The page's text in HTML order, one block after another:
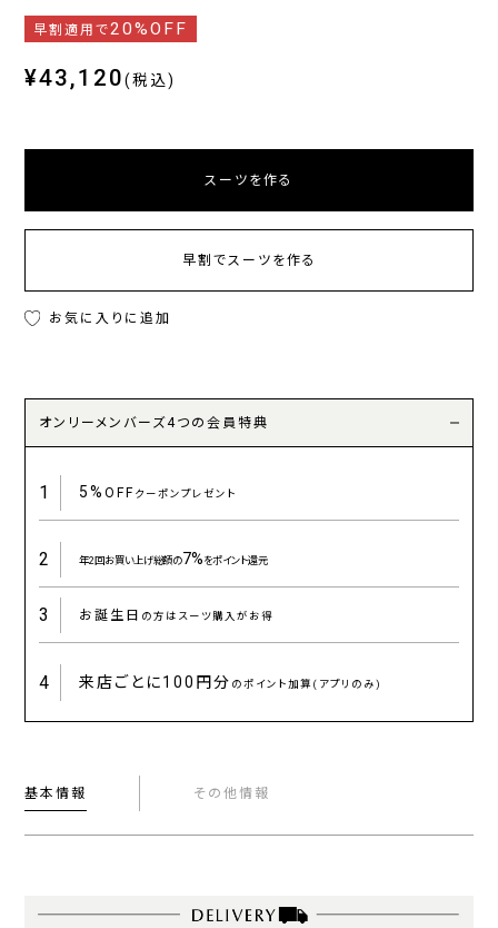
早割適用で20%OFF
¥43,120(税込)
スーツを作る
早割でスーツを作る
お気に入りに追加
オンリーメンバーズ4つの会員特典
1 5%OFFクーポンプレゼント
2 年2回お買い上げ総額の7%をポイント還元
3 お誕生日 の方はスーツ購入がお得
4 来店ごとに100円分 のポイント加算(アプリのみ)
基本情報 その他情報